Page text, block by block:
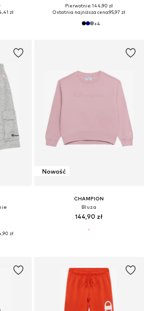
zł
Pierwotnie: 144,90 zł
Ostatnia najniższa cena:95,97 zł
+4
zł
Nowość
CHAMPION
Bluza
144,90 zł